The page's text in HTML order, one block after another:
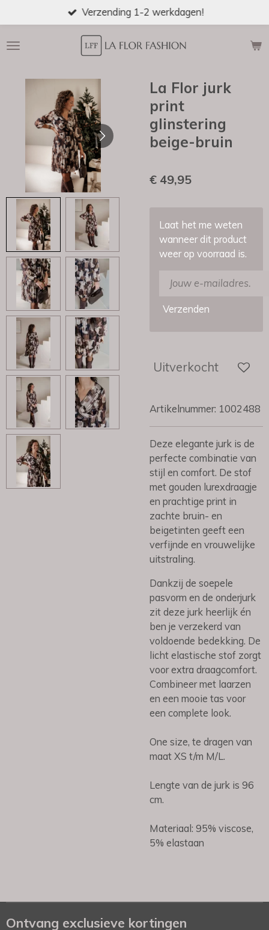
direct
naar
Verzending 1-2 werkdagen!
La Flor jurk
print
glinstering
beige-bruin
€ 49,95
Laat het me weten
wanneer dit product
weer op voorraad is.
Verzenden
Uitverkocht
Artikelnummer: 1002488
Deze elegante jurk is de
perfecte combinatie van
stijl en comfort. De stof
met gouden lurexdraagje
en prachtige print in
zachte bruin- en
beigetinten geeft een
verfijnde en vrouwelijke
uitstraling.
Dankzij de soepele
pasvorm en de onderjurk
zit deze jurk heerlijk én
ben je verzekerd van
voldoende bedekking. De
licht elastische stof zorgt
voor extra draagcomfort.
Combineer met laarzen
en een mooie tas voor
een complete look.
One size, te dragen van
maat XS t/m M/L.
Lengte van de jurk is 96
cm.
Materiaal: 95% viscose,
5% elastaan
Ontvang exclusieve kortingen